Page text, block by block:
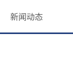
新闻动态